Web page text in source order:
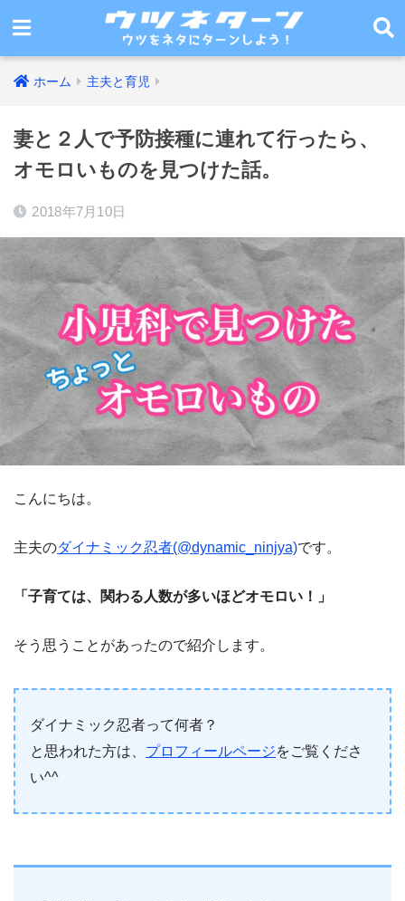
ホーム 主夫と育児
妻と２人で予防接種に連れて行ったら、
オモロいものを見つけた話。
2018年7月10日
こんにちは。
主夫のダイナミック忍者(@dynamic_ninjya)です。
「子育ては、関わる人数が多いほどオモロい！」
そう思うことがあったので紹介します。
ダイナミック忍者って何者？
と思われた方は、 プロフィールページをご覧くださ
い^^